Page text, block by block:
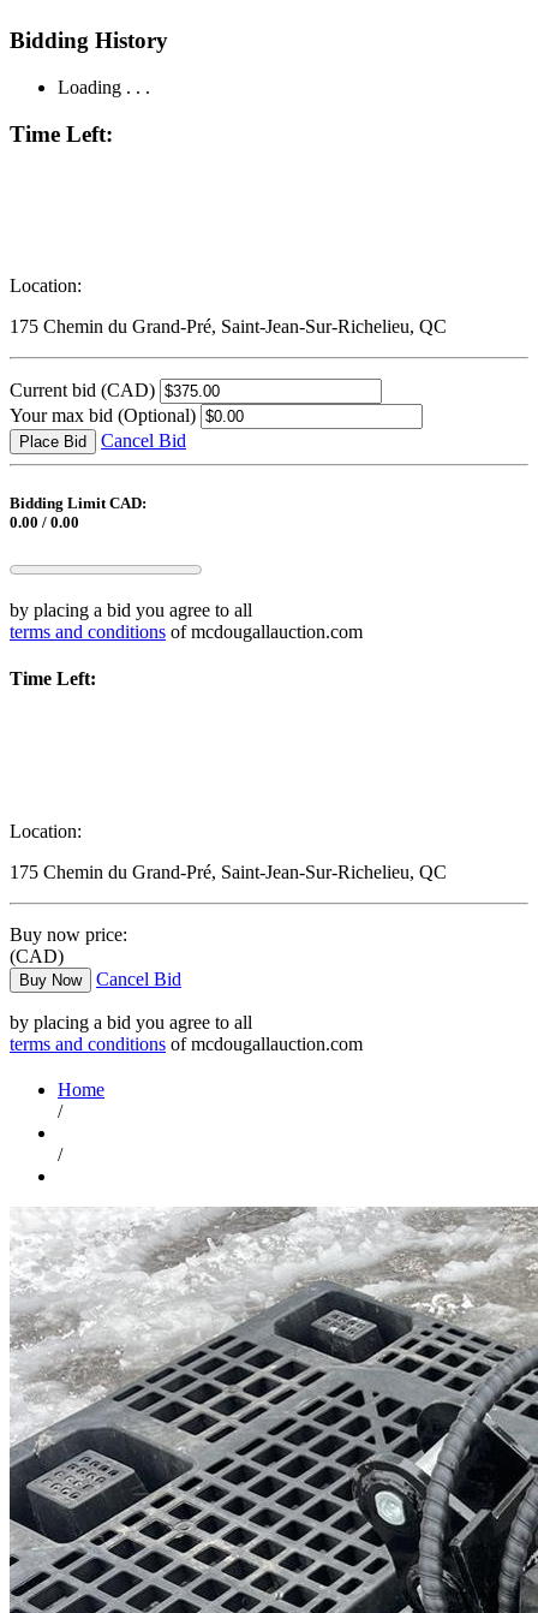
Bidding History
Loading . . .
Time Left:
Location:
175 Chemin du Grand-Pré, Saint-Jean-Sur-Richelieu, QC
Current bid (CAD)
Your max bid (Optional)
Place Bid Cancel Bid
Bidding Limit CAD:
0.00 / 0.00
by placing a bid you agree to all
terms and conditions of mcdougallauction.com
Time Left:
Location:
175 Chemin du Grand-Pré, Saint-Jean-Sur-Richelieu, QC
Buy now price:
(CAD)
Buy Now Cancel Bid
by placing a bid you agree to all
terms and conditions of mcdougallauction.com
Home
/
/